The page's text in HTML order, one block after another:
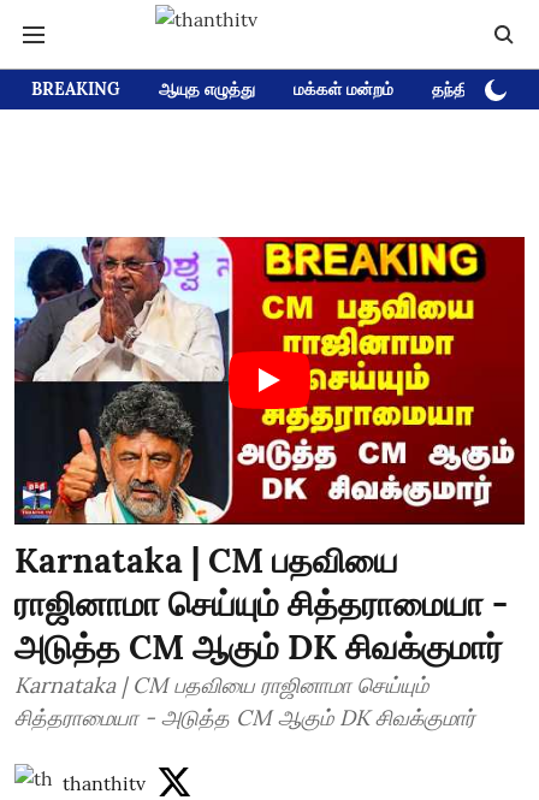
BREAKING ஆயுத எழுத்து மக்கள் மன்றம் தந்தி டிவி
Karnataka | CM பதவியை
ராஜினாமா செய்யும் சித்தராமையா -
அடுத்த CM ஆகும் DK சிவக்குமார்
Karnataka | CM பதவியை ராஜினாமா செய்யும்
சித்தராமையா - அடுத்த CM ஆகும் DK சிவக்குமார்
thanthitv